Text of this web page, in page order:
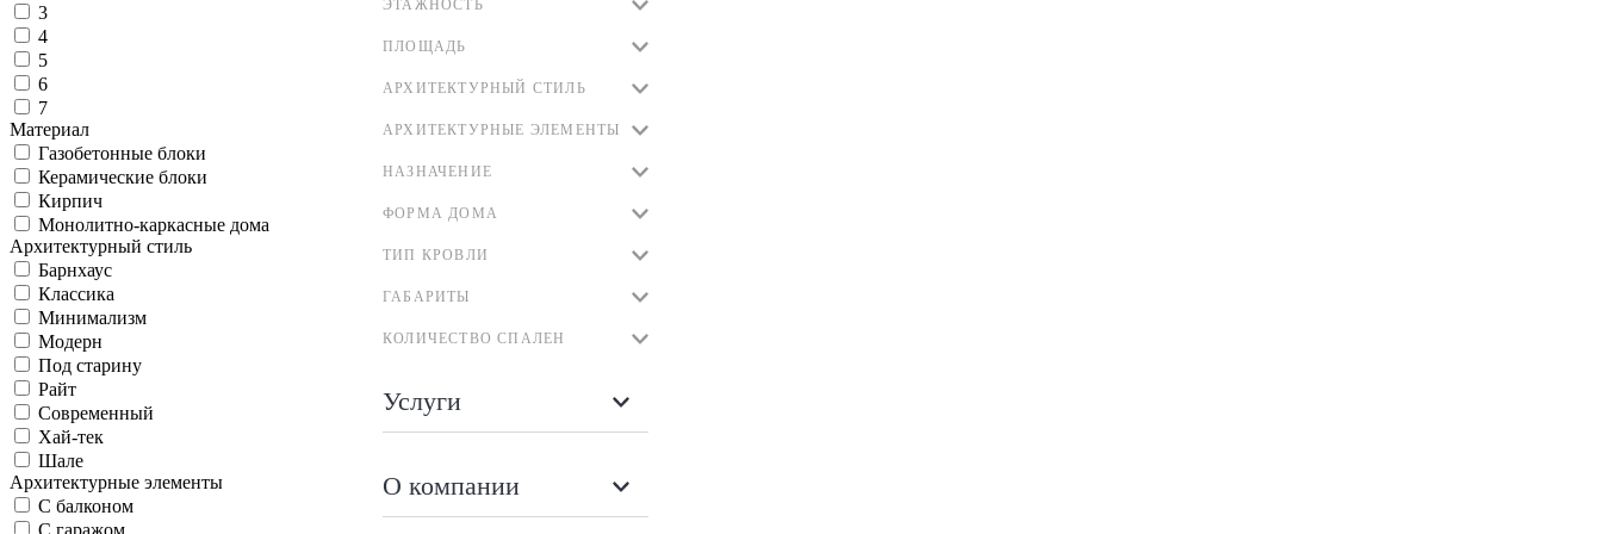
ЭТАЖНОСТЬ
ПЛОЩАДЬ
АРХИТЕКТУРНЫЙ СТИЛЬ
АРХИТЕКТУРНЫЕ ЭЛЕМЕНТЫ
НАЗНАЧЕНИЕ
ФОРМА ДОМА
ТИП КРОВЛИ
ГАБАРИТЫ
КОЛИЧЕСТВО СПАЛЕН
Услуги
О компании
3
4
5
6
7
Материал
Газобетонные блоки
Керамические блоки
Кирпич
Монолитно-каркасные дома
Архитектурный стиль
Барнхаус
Классика
Минимализм
Модерн
Под старину
Райт
Современный
Хай-тек
Шале
Архитектурные элементы
С балконом